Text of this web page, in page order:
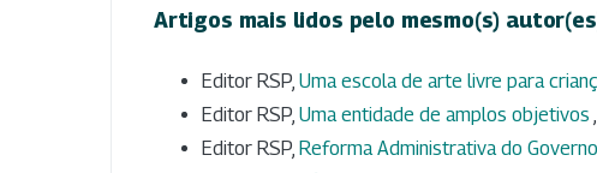
Artigos mais lidos pelo mesmo(s)
Editor RSP, Uma escola de arte livre para
Editor RSP, Uma entidade de amplos objetivos ,
Editor RSP, Reforma Administrativa do